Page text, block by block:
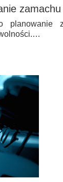
planowanie